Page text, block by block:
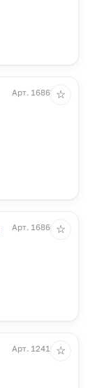
Арт. 16863.33
☆
Арт. 16866.30
☆
Арт. 12416.44
☆